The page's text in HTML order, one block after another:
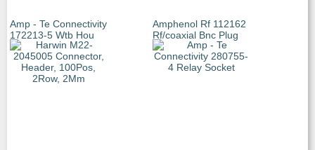
Amp - Te Connectivity
172213-5 Wtb Hou
Amphenol Rf 112162
Rf/coaxial Bnc Plug